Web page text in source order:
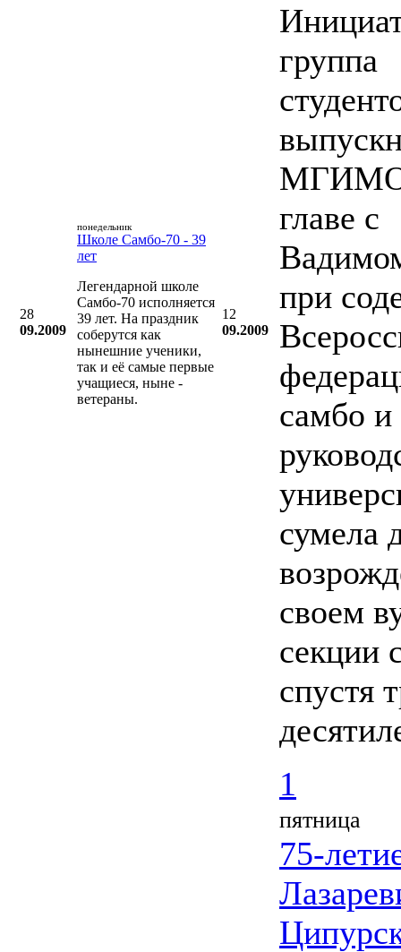
28
09.2009
понедельник
Школе Самбо-70 - 39
лет
Легендарной школе
Самбо-70 исполняется
39 лет. На праздник
соберутся как
нынешние ученики,
так и её самые первые
учащиеся, ныне -
ветераны.
12
09.2009
группа
главе с
при
самбо и
сумела
своем
секции
спустя
1
пятница
75-